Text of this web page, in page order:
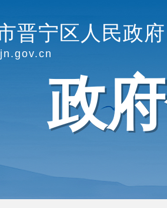
晋宁区人民政府
政